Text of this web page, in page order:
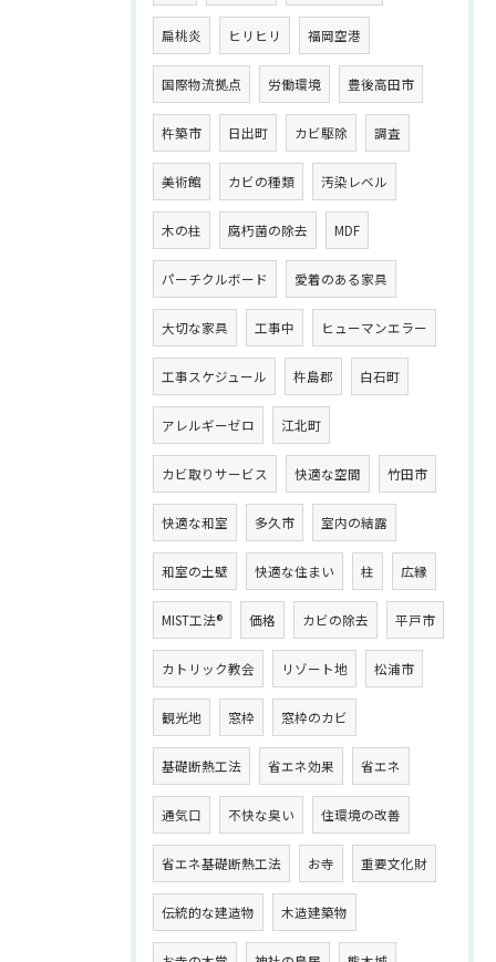
扁桃炎 ヒリヒリ 福岡空港
国際物流拠点 労働環境 豊後高田市
杵築市 日出町 カビ駆除 調査
美術館 カビの種類 汚染レベル
木の柱 腐朽菌の除去 MDF
パーチクルボード 愛着のある家具
大切な家具 工事中 ヒューマンエラー
工事スケジュール 杵島郡 白石町
アレルギーゼロ 江北町
カビ取りサービス 快適な空間 竹田市
快適な和室 多久市 室内の結露
和室の土壁 快適な住まい 柱 広縁
MIST工法® 価格 カビの除去 平戸市
カトリック教会 リゾート地 松浦市
観光地 窓枠 窓枠のカビ
基礎断熱工法 省エネ効果 省エネ
通気口 不快な臭い 住環境の改善
省エネ基礎断熱工法 お寺 重要文化財
伝統的な建造物 木造建築物